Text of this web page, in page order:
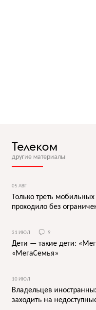
Телеком
другие материалы
05 АВГ
Только треть
проходило без
31 ИЮЛ 9
Дети — такие дети:
«МегаСемья»
10 ИЮЛ
Владельцев
заходить на